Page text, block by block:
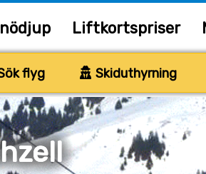
Liftkortspriser
flyg Skiduthyrning